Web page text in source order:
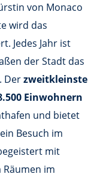
von Monaco
wird das
Jedes Jahr ist
der Stadt das
Derzweitkleinste
Einwohnern
und bietet
Besuch im
mit
im